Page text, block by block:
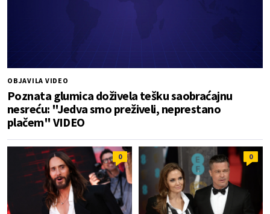
OBJAVILA VIDEO
Poznata glumica doživela tešku saobraćajnu
nesreću: "Jedva smo preživeli, neprestano
plačem" VIDEO
0 0